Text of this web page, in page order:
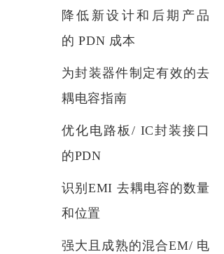
降低新设计和后期产品
的 PDN 成本
为封装器件制定有效的去
耦电容指南
优化电路板 / IC封装接口
的PDN
识别EMI 去耦电容的数量
和位置
强大且成熟的混合EM/ 电